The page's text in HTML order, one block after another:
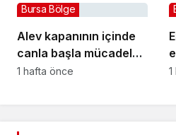
Alev kapanının içinde
canla başla mücadele
ettiler:
Bursa Bölge
1 hafta önce